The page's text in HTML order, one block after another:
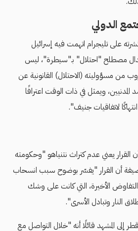
الدولي
على تليجرام اتهمت فيه إسرائيل
مصطلح "احتلال" بـ"سيطرة"، ليس
من مسؤوليته (الاحتلال) القانونية عن
ويمثل في ذات الوقت اعترافًا
لاتفاقيات جنيف".
القرار يعني عدم كتراث نتنياهو "وحكومته
أن القرار "يفسّر بوضوح سبب انسحاب
التفاوض الأخيرة، التي كانت على وشك
النار وتبادل الأسرى".
إلى المشهد قائلًا أنه "خلال التواصل مع